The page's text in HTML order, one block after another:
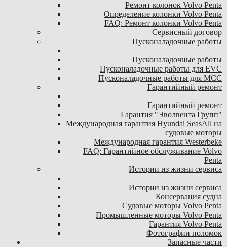
Ремонт колонок Volvo Penta
Определение колонки Volvo Penta
FAQ: Ремонт колонки Volvo Penta
Сервисный договор
Пусконаладочные работы
Пусконаладочные работы
Пусконаладочные работы для EVC
Пусконаладочные работы для MCC
Гарантийный ремонт
Гарантийный ремонт
Гарантия "Эволвента Групп"
Международная гарантия Hyundai SeasAll на
судовые моторы
Международная гарантия Westerbeke
FAQ: Гарантийное обслуживание Volvo
Penta
Истории из жизни сервиса
Истории из жизни сервиса
Консервация судна
Судовые моторы Volvo Penta
Промышленные моторы Volvo Penta
Гарантия Volvo Penta
Фотографии поломок
Запасные части